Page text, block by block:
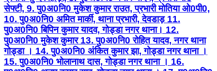
सेफ्टी, 9. पु0अ0नि0 मुकेश कुमार राउत, प्रभारी मोतिया ओ0पी0,
10. पु0अ0नि0 अमित मार्की, थाना प्रभारी, देवडाड़ 11.
पु0अ0नि0 बिपिन कुमार यादव, गोड्डा नगर थाना। 12.
पु0अ0नि0 मुकेश कुमार 13. पु0अ0नि0 रोहित यादव, नगर थाना
गोड्डा । 14. पु0अ0नि0 अंकित कुमार झा, गोड्डा नगर थाना ।
15. पु0अ0नि0 भोलानाथ दास, गोड्डा नगर थाना । 16.